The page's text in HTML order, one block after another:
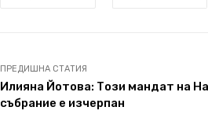
ПРЕДИШНА СТАТИЯ
Илияна Йотова: Този мандат на
събрание е изчерпан